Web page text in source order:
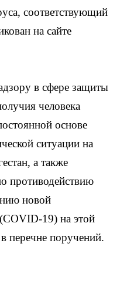
соответствующий
на сайте
в сфере защиты
человека
основе
ситуации на
а также
противодействию
новой
19) на этой
перечне поручений.